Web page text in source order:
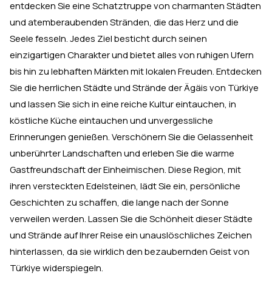
entdecken Sie eine Schatztruppe von charmanten Städten
und atemberaubenden Stränden, die das Herz und die
Seele fesseln. Jedes Ziel besticht durch seinen
einzigartigen Charakter und bietet alles von ruhigen Ufern
bis hin zu lebhaften Märkten mit lokalen Freuden. Entdecken
Sie die herrlichen Städte und Strände der Ägäis von Türkiye
und lassen Sie sich in eine reiche Kultur eintauchen, in
köstliche Küche eintauchen und unvergessliche
Erinnerungen genießen. Verschönern Sie die Gelassenheit
unberührter Landschaften und erleben Sie die warme
Gastfreundschaft der Einheimischen. Diese Region, mit
ihren versteckten Edelsteinen, lädt Sie ein, persönliche
Geschichten zu schaffen, die lange nach der Sonne
verweilen werden. Lassen Sie die Schönheit dieser Städte
und Strände auf Ihrer Reise ein unauslöschliches Zeichen
hinterlassen, da sie wirklich den bezaubernden Geist von
Türkiye widerspiegeln.